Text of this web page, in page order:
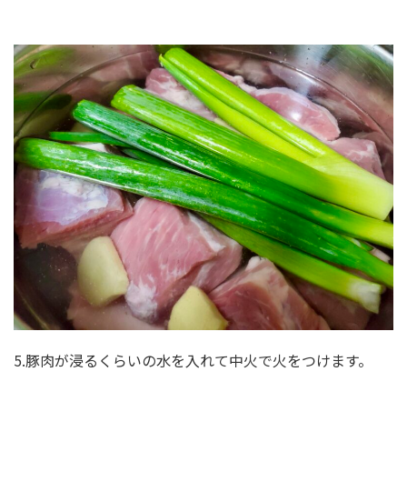
5.豚肉が浸るくらいの水を入れて中火で火をつけます。